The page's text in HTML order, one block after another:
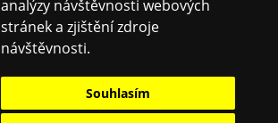
analýzy návštěvnosti webových
stránek a zjištění zdroje
návštěvnosti.
Souhlasím
Platba